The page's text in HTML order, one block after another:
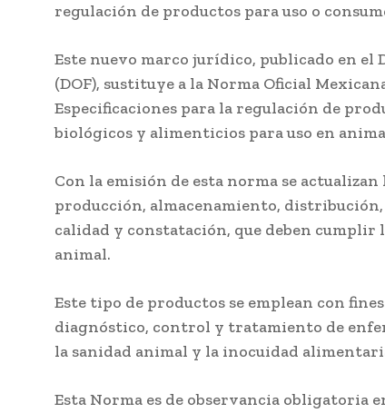
regulación de productos para uso o
Este nuevo marco jurídico, publicado en el
(DOF), sustituye a la Norma Oficial
Especificaciones para la regulación de
biológicos y alimenticios para uso en
Con la emisión de esta norma se actualizan
producción, almacenamiento,
calidad y constatación, que deben cumplir
animal.
Este tipo de productos se emplean con
diagnóstico, control y tratamiento de
la sanidad animal y la inocuidad
Esta Norma es de observancia obligatoria